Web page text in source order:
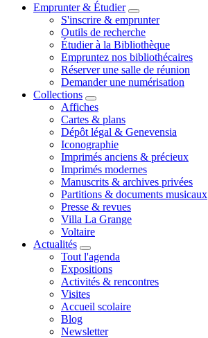
Emprunter & Étudier
S'inscrire & emprunter
Outils de recherche
Étudier à la Bibliothèque
Empruntez nos bibliothécaires
Réserver une salle de réunion
Demander une numérisation
Collections
Affiches
Cartes & plans
Dépôt légal & Genevensia
Iconographie
Imprimés anciens & précieux
Imprimés modernes
Manuscrits & archives privées
Partitions & documents musicaux
Presse & revues
Villa La Grange
Voltaire
Actualités
Tout l'agenda
Expositions
Activités & rencontres
Visites
Accueil scolaire
Blog
Newsletter